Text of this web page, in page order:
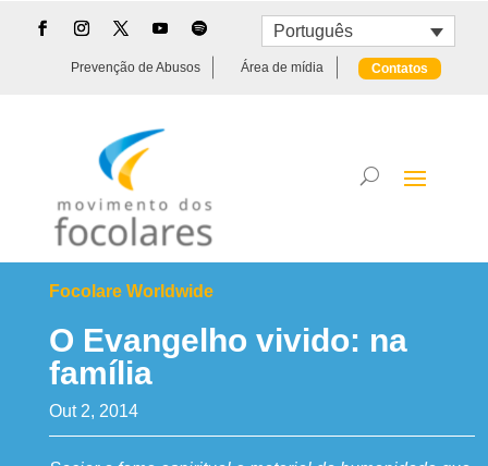
Português
Prevenção de Abusos Área de mídia Contatos
Focolare Worldwide
O Evangelho vivido: na
família
Out 2, 2014